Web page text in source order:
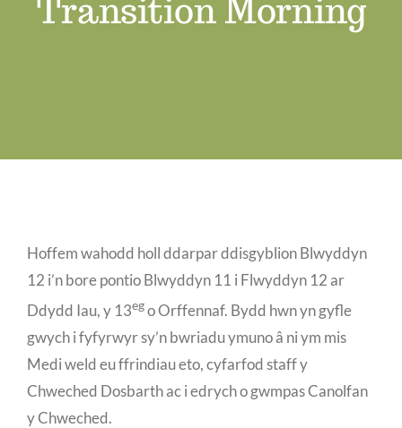
Swyddi Gwag
Transition Morning
Hoffem wahodd holl ddarpar ddisgyblion Blwyddyn
12 i’n bore pontio Blwyddyn 11 i Flwyddyn 12 ar
Ddydd Iau, y 13ego Orffennaf. Bydd hwn yn gyfle
gwych i fyfyrwyr sy’n bwriadu ymuno â ni ym mis
Medi weld eu ffrindiau eto, cyfarfod staff y
Chweched Dosbarth ac i edrych o gwmpas Canolfan
y Chweched.